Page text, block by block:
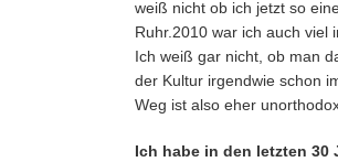
weiß nicht ob ich jetzt so
Ruhr.2010 war ich auch viel
Ich weiß gar nicht, ob man
der Kultur irgendwie schon
Weg ist also eher
Ich habe in den letzten 30